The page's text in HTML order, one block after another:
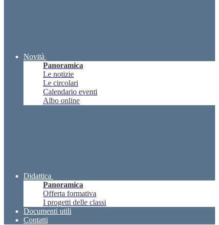
Novità
Panoramica
Le notizie
Le circolari
Calendario eventi
Albo online
Didattica
Panoramica
Offerta formativa
I progetti delle classi
Documenti utili
Contatti